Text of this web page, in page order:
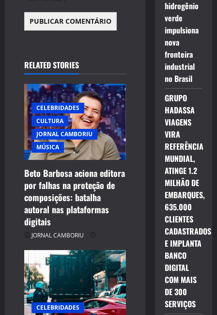
RELATED STORIES
CELEBRIDADES
CULTURA
JORNAL CAMBORIU
MÚSICA
Beto Barbosa aciona editora
por falhas na proteção de
composições: batalha
autoral nas plataformas
digitais
JORNAL CAMBORIU
CELEBRIDADES
hidrogênio
verde
impulsiona
nova
fronteira
industrial
no Brasil
GRUPO
HADASSA
VIAGENS
VIRA
REFERÊNCIA
MUNDIAL,
ATINGE 1.2
MILHÃO DE
EMBARQUES,
635.000
CLIENTES
CADASTRADOS
E IMPLANTA
BANCO
DIGITAL
COM MAIS
DE 300
SERVIÇOS